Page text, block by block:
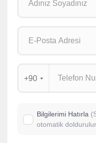
+90
Bilgilerimi Hatırla
otomatik